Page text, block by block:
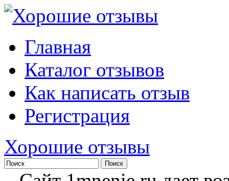
Главная
Каталог отзывов
Как написать отзыв
Регистрация
Хорошие отзывы